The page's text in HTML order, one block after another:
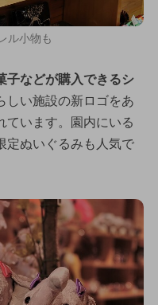
ル小物も
子などが購入できるシ
しい施設の新ロゴをあ
ています。園内にいる
定ぬいぐるみも人気で